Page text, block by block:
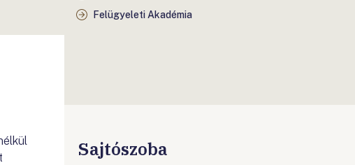
Felügyeleti Akadémia
Sajtószoba